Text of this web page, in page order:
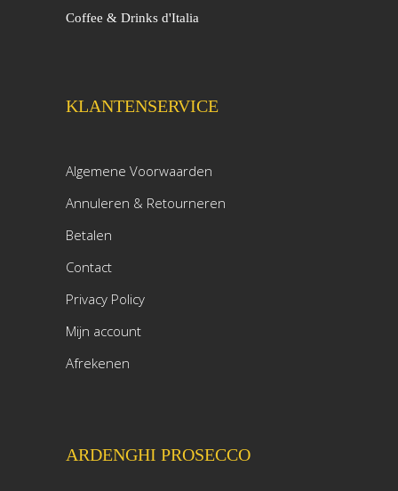
Coffee & Drinks d'Italia
KLANTENSERVICE
Algemene Voorwaarden
Annuleren & Retourneren
Betalen
Contact
Privacy Policy
Mijn account
Afrekenen
ARDENGHI PROSECCO